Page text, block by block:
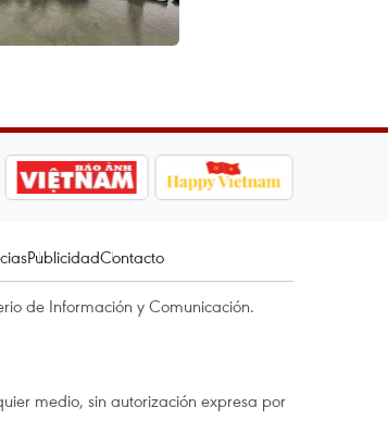
PublicidadContacto
de Información y Comunicación.
medio, sin autorización expresa por